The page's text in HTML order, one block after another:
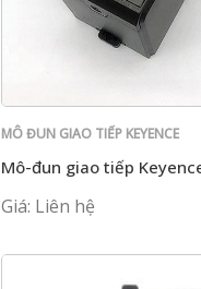
MÔ ĐUN GIAO TIẾP KEYENCE
Mô-đun giao tiếp
Giá: Liên hệ